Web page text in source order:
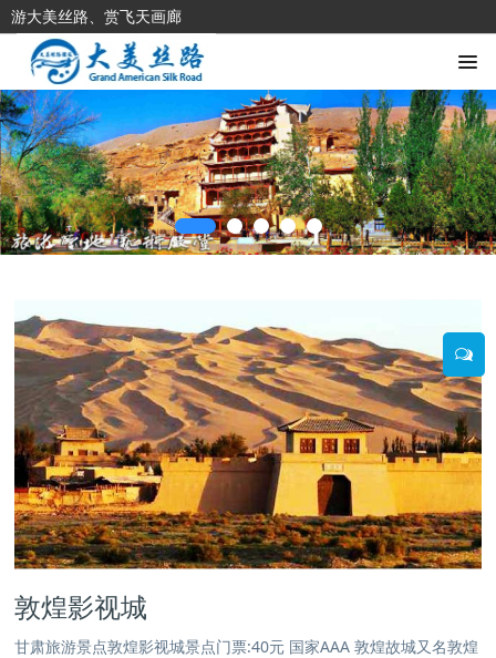
游大美丝路、赏飞天画廊
敦煌影视城
甘肃旅游景点敦煌影视城景点门票:40元 国家AAA 敦煌故城又名敦煌